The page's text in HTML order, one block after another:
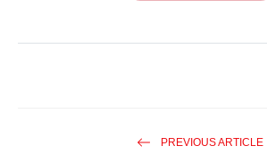
PREVIOUS ARTICLE